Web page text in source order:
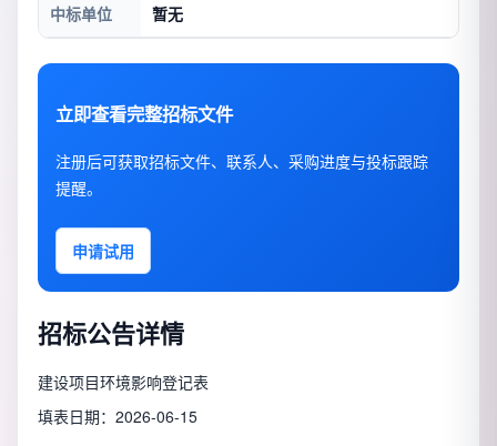
中标单位 暂无
立即查看完整招标文件
注册后可获取招标文件、联系人、采购进度与投标跟踪
提醒。
申请试用
招标公告详情
建设项目环境影响登记表
填表日期：2026-06-15